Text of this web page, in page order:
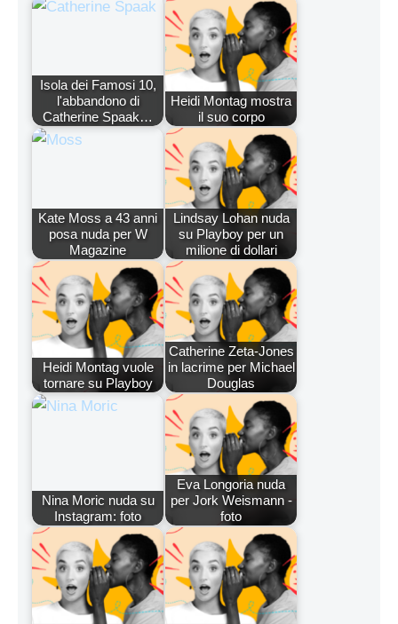
Isola dei Famosi 10,
l'abbandono di
Catherine Spaak…
Heidi Montag mostra
il suo corpo
Kate Moss a 43 anni
posa nuda per W
Magazine
Lindsay Lohan nuda
su Playboy per un
milione di dollari
Heidi Montag vuole
tornare su Playboy
Catherine Zeta-Jones
in lacrime per Michael
Douglas
Nina Moric nuda su
Instagram: foto
Eva Longoria nuda
per Jork Weismann -
foto